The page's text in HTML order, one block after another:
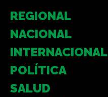
REGIONAL
NACIONAL
INTERNACIONAL
POLÍTICA
SALUD